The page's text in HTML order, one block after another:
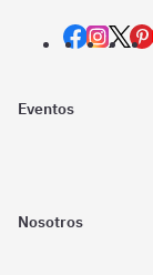
Eventos
Nosotros